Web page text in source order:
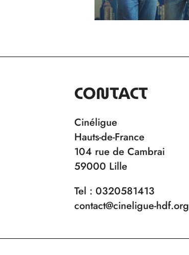
CONTACT
Cinéligue
Hauts-de-France
104 rue de Cambrai
59000 Lille
Tel : 0320581413
contact@cineligue-hdf.org